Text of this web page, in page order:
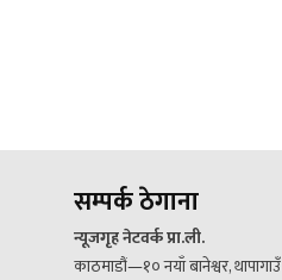
सम्पर्क ठेगाना
न्यूजगृह नेटवर्क प्रा.ली.
काठमाडौं—१० नयाँ बानेश्वर, थापागाउँ